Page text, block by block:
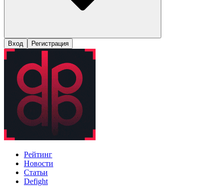
Вход Регистрация
Рейтинг
Новости
Статьи
Defight